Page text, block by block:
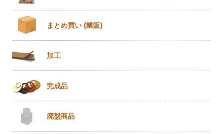
まとめ買い (業販)
加工
完成品
廃盤商品